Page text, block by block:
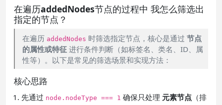
在遍历addedNodes节点的过程中 我怎么筛选出
指定的节点？
在遍历 addedNodes 时筛选指定节点，核心是通过节点
的属性或特征 进行条件判断（如标签名、类名、ID、属
性等）。以下是常见的筛选场景和实现方法：
核心思路
先通过 node.nodeType === 1 确保只处理 元素节点 （排